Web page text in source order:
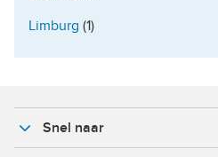
Limburg (1)
Snel naar